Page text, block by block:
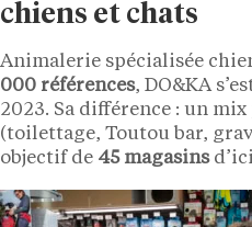
chiens et chats
Animalerie spécialisée
000 références, DO&KA
2023. Sa différence : un
(toilettage, Toutou bar,
objectif de 45 magasins